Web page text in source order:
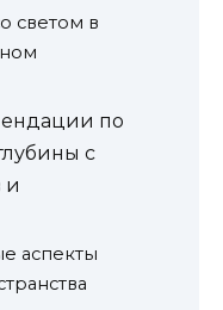
светом в
по
с
и
аспекты